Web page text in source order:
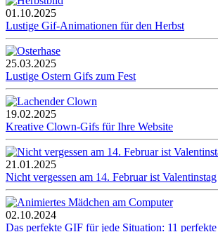
01.10.2025
Lustige Gif-Animationen für den Herbst
25.03.2025
Lustige Ostern Gifs zum Fest
19.02.2025
Kreative Clown-Gifs für Ihre Website
21.01.2025
Nicht vergessen am 14. Februar ist Valentinstag
02.10.2024
Das perfekte GIF für jede Situation: 11